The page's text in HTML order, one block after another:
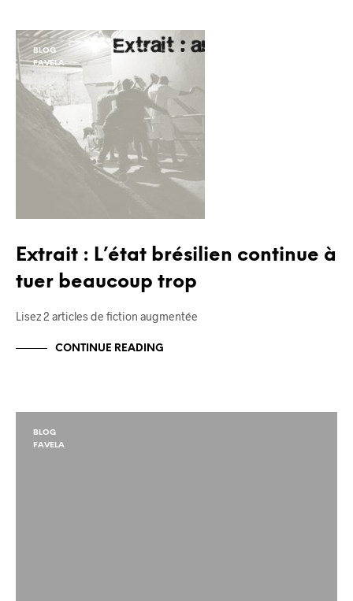
BLOG
FAVELA
Extrait : L’état brésilien continue à
tuer beaucoup trop
Lisez 2 articles de fiction augmentée
CONTINUE READING
BLOG
FAVELA